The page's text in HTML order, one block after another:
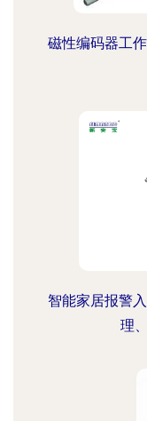
磁性编码器工
智能家居报警
理